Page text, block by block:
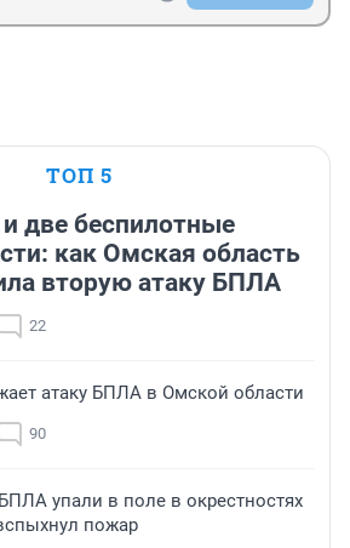
ТОП 5
две беспилотные
как Омская область
вторую атаку БПЛА
22
атаку БПЛА в Омской области
90
упали в поле в окрестностях
пожар